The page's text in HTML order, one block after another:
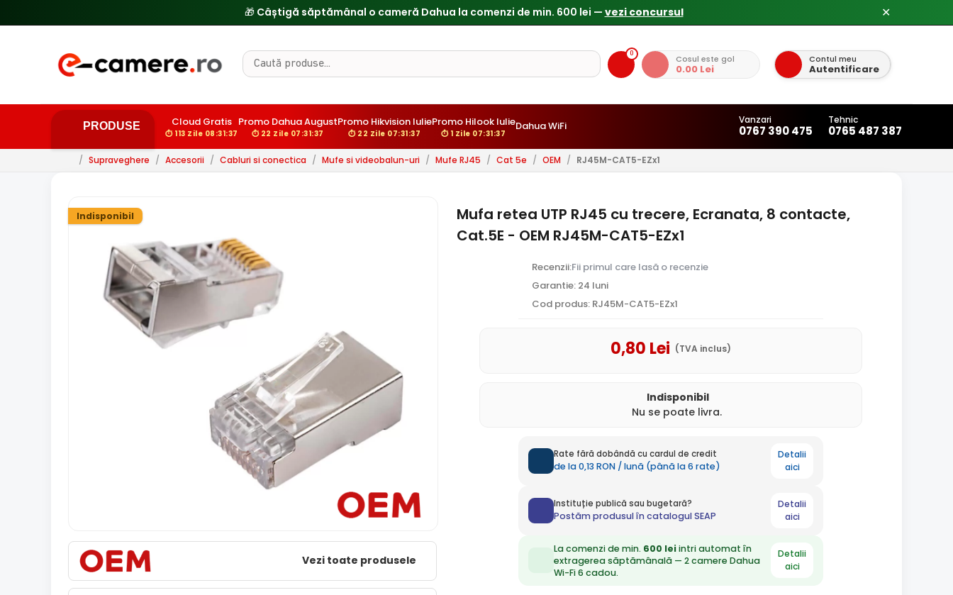
✕
0 Cosul este gol
0.00 Lei
Contul meu
Autentificare
PRODUSE Cloud Gratis
⏱ 113 Zile 08:31:36
Promo Dahua August
⏱ 22 Zile 07:31:36
Promo Hikvision Iulie
⏱ 22 Zile 07:31:36
Promo Hilook Iulie
⏱ 1 Zile 07:31:36
Dahua WiFi Vanzari
0767 390 475
Tehnic
0765 487 387
/ Supraveghere / Accesorii / Cabluri si conectica / Mufe si videobalun-uri / Mufe RJ45 / Cat 5e / OEM / RJ45M-CAT5-EZx1
Indisponibil
Vezi toate produsele
Mufa retea UTP RJ45 cu trecere, Ecranata, 8 contacte,
Cat.5E - OEM RJ45M-CAT5-EZx1
Recenzii:Fii primul care lasă o recenzie
Garantie: 24 luni
Cod produs: RJ45M-CAT5-EZx1
0,80 Lei (TVA inclus)
Indisponibil
Nu se poate livra.
Rate fără dobândă cu cardul de credit
de la 0,13 RON / lună (până la 6 rate)
Detalii
aici
Instituție publică sau bugetară?
Postăm produsul în catalogul SEAP
Detalii
aici
La comenzi de min. 600 leiintri automat în
extragerea săptămânală — 2 camere Dahua
Wi-Fi 6 cadou.
Detalii
aici